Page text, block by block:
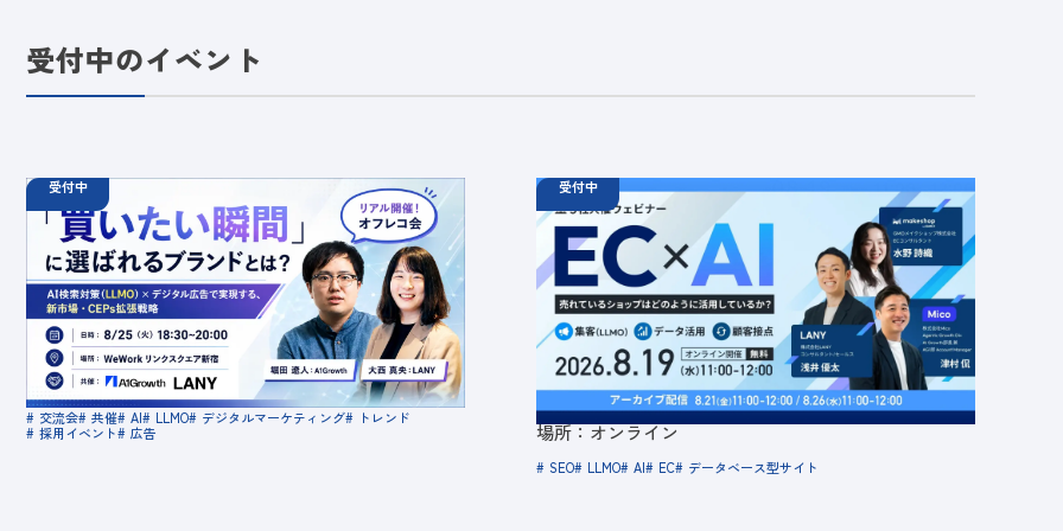
受付中のイベント
受付中
オフラインイベント 18:30 - 20:00
【オフラインイベント】「買いたい瞬間」に選ばれ
るブランドとは？AI検索対策（LLMO）×デジタル
広告で実現する、新市場・CEPs拡張戦略
定員数：50名
金額：無料
場所：東京都渋谷区千駄ヶ谷5-27-5 リンクスクエア新
宿16F WeWork内 最寄り：新宿駅・代々木駅・新宿三丁
目駅
交流会 共催 AI LLMO デジタルマーケティング
トレンド
採用イベント
広告
受付中
ウェビナー 08.19 水 11:00 - 12:00
11:00 - 12:00
水 11:00 - 12:00
【無料セミナー】EC × AI 売れているショップはど
のように活用しているか？ 「集客（LLMO）」「デ
ータ活用」「顧客接点」
定員数：500名
金額：無料
場所：オンライン
SEO LLMO AI EC データベース型サイト